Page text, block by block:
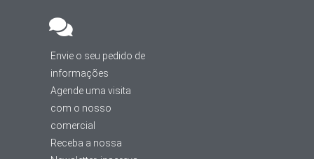
Envie o seu pedido de
informações
Agende uma visita
com o nosso
comercial
Receba a nossa